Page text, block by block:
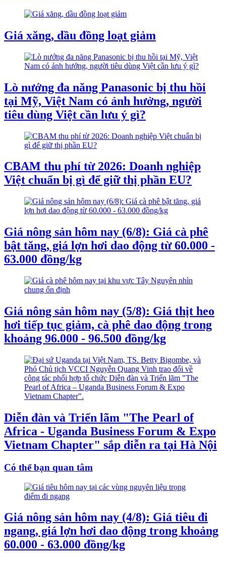
Giá xăng, dầu đồng loạt giảm
Lò nướng đa năng Panasonic bị thu hồi
tại Mỹ, Việt Nam có ảnh hưởng, người
tiêu dùng Việt cần lưu ý gì?
CBAM thu phí từ 2026: Doanh nghiệp
Việt chuẩn bị gì để giữ thị phần EU?
Giá nông sản hôm nay (6/8): Giá cà phê
bật tăng, giá lợn hơi dao động từ 60.000 -
63.000 đồng/kg
Giá nông sản hôm nay (5/8): Giá thịt heo
hơi tiếp tục giảm, cà phê dao động trong
khoảng 96.000 - 96.500 đồng/kg
Diễn đàn và Triển lãm "The Pearl of
Africa - Uganda Business Forum & Expo
Vietnam Chapter" sắp diễn ra tại Hà Nội
Có thể bạn quan tâm
Giá nông sản hôm nay (4/8): Giá tiêu đi
ngang, giá lợn hơi dao động trong khoảng
60.000 - 63.000 đồng/kg